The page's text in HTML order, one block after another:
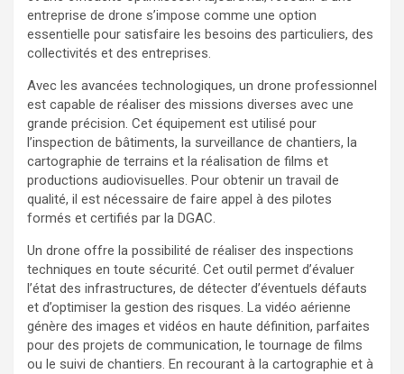
entreprise de drone s’impose comme une option
essentielle pour satisfaire les besoins des particuliers, des
collectivités et des entreprises.
Avec les avancées technologiques, un drone professionnel
est capable de réaliser des missions diverses avec une
grande précision. Cet équipement est utilisé pour
l’inspection de bâtiments, la surveillance de chantiers, la
cartographie de terrains et la réalisation de films et
productions audiovisuelles. Pour obtenir un travail de
qualité, il est nécessaire de faire appel à des pilotes
formés et certifiés par la DGAC.
Un drone offre la possibilité de réaliser des inspections
techniques en toute sécurité. Cet outil permet d’évaluer
l’état des infrastructures, de détecter d’éventuels défauts
et d’optimiser la gestion des risques. La vidéo aérienne
génère des images et vidéos en haute définition, parfaites
pour des projets de communication, le tournage de films
ou le suivi de chantiers. En recourant à la cartographie et à